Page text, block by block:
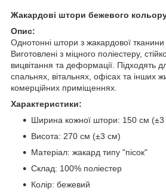
Жакардові штори бежевого
Опис:
Однотонні штори з жакардової тканини
Виготовлені з міцного поліестеру,
вицвітання та деформації. Підходять
спальнях, вітальнях, офісах та інших
комерційних приміщеннях.
Характеристики:
Ширина кожної штори: 150 см (±3
Висота: 270 см (±3 см)
Матеріал: жакард типу "пісок"
Склад: 100% поліестер
Колір: бежевий